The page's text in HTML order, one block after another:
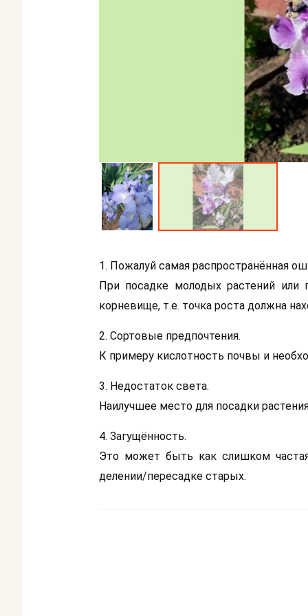
1. Пожалуй самая распространённая
При посадке молодых растений или
корневище, т.е. точка роста должна
2. Сортовые предпочтения.
К примеру кислотность почвы и
3. Недостаток света.
Наилучшее место для посадки
4. Загущённость.
Это может быть как слишком
делении/пересадке старых.